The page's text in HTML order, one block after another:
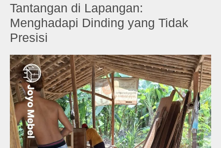
Tantangan di Lapangan:
Menghadapi Dinding yang Tidak
Presisi